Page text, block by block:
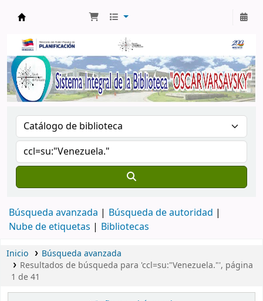
Búsqueda avanzada
Búsqueda de autoridad
Nube de etiquetas
Bibliotecas
Inicio
Búsqueda avanzada
Resultados de búsqueda para 'ccl=su:"Venezuela."', página
1 de 41